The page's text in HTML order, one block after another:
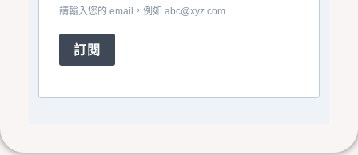
請輸入您的 email，例如 abc@xyz.com
訂閱